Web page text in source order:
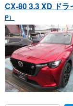
CX-80 3.3 XD ド
P）